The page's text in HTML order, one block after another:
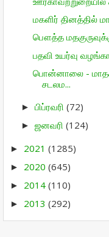
மகளிர் தினத்தில்
பௌத்த
பதவி உயர்வு
பொன்னாலை -
சடலம...
► பிப்ரவரி (72)
► ஜனவரி (124)
► 2021 (1285)
► 2020 (645)
► 2014 (110)
► 2013 (292)